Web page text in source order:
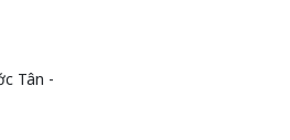
Tân -